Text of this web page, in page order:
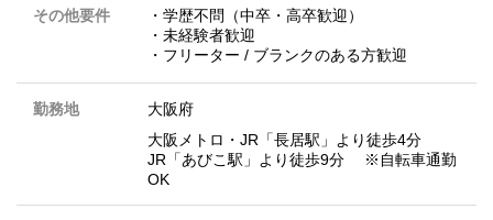
その他要件
・学歴不問（中卒・高卒歓迎）
・未経験者歓迎
・フリーター / ブランクのある方歓迎
勤務地
大阪府
大阪メトロ・JR「長居駅」より徒歩4分
JR「あびこ駅」より徒歩9分 ※自転車通勤
OK